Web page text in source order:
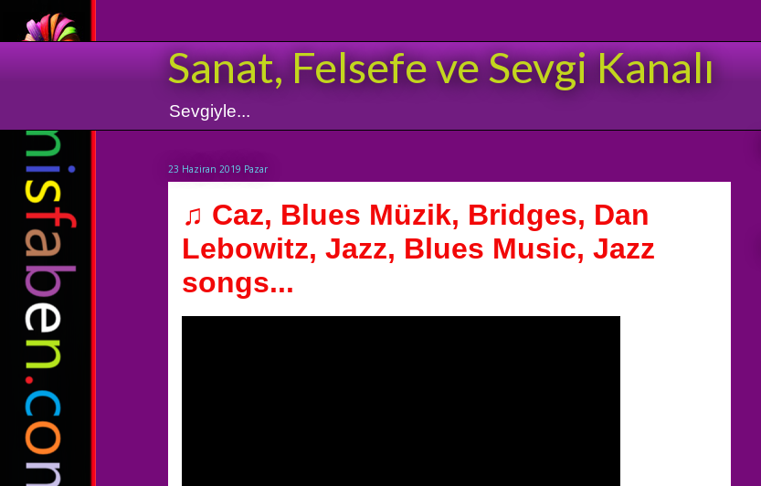
Sanat, Felsefe ve Sevgi Kanalı
Sevgiyle...
23 Haziran 2019 Pazar
♫ Caz, Blues Müzik, Bridges, Dan
Lebowitz, Jazz, Blues Music, Jazz
songs...